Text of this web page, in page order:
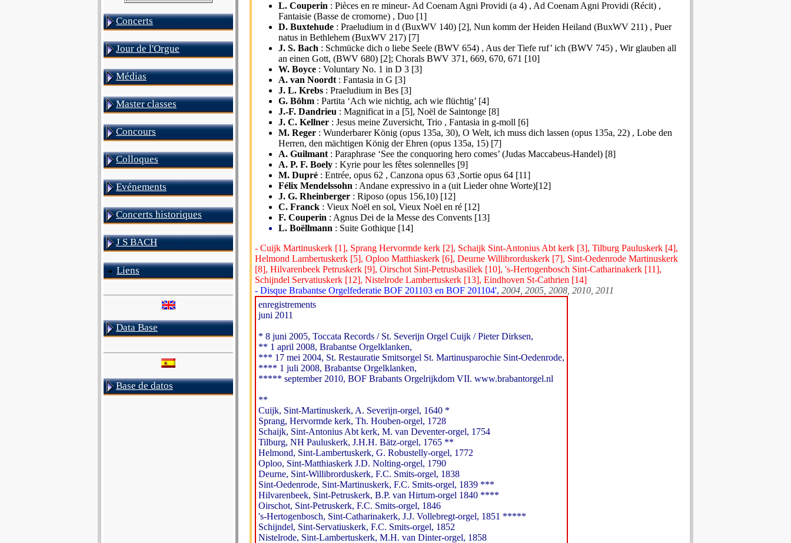
Concerts
Jour de l'Orgue
Médias
Master classes
Concours
Colloques
Evénements
Concerts historiques
J S BACH
Liens
Data Base
Base de datos
L. Couperin : Pièces en re mineur- Ad Coenam Agni Providi (a 4) , Ad Coenam Agni Providi (Récit) ,
Fantaisie (Basse de cromorne) , Duo [1]
D. Buxtehude : Praeludium in d (BuxWV 140) [2], Nun komm der Heiden Heiland (BuxWV 211) , Puer
natus in Bethlehem (BuxWV 217) [7]
J. S. Bach : Schmücke dich o liebe Seele (BWV 654) , Aus der Tiefe ruf’ ich (BWV 745) , Wir glauben all
an einen Gott, (BWV 680) [2]; Chorals BWV 371, 669, 670, 671 [10]
W. Boyce : Voluntary No. 1 in D 3 [3]
A. van Noordt : Fantasia in G [3]
J. L. Krebs : Praeludium in Bes [3]
G. Böhm : Partita ‘Ach wie nichtig, ach wie flüchtig’ [4]
J.-F. Dandrieu : Magnificat in a [5], Noël de Saintonge [8]
J. C. Kellner : Jesus meine Zuversicht, Trio , Fantasia in g-moll [6]
M. Reger : Wunderbarer König (opus 135a, 30), O Welt, ich muss dich lassen (opus 135a, 22) , Lobe den
Herren, den mächtigen König der Ehren (opus 135a, 15) [7]
A. Guilmant : Paraphrase ‘See the conquoring hero comes’ (Judas Maccabeus-Handel) [8]
A. P. F. Boely : Kyrie pour les fêtes solennelles [9]
M. Dupré : Entrée, opus 62 , Canzona opus 63 ,Sortie opus 64 [11]
Félix Mendelssohn : Andane expressivo in a (uit Lieder ohne Worte)[12]
J. G. Rheinberger : Riposo (opus 156,10) [12]
C. Franck : Vieux Noël en sol, Vieux Noël en ré [12]
F. Couperin : Agnus Dei de la Messe des Convents [13]
L. Boëllmann : Suite Gothique [14]
- Cuijk Martinuskerk [1], Sprang Hervormde kerk [2], Schaijk Sint-Antonius Abt kerk [3], Tilburg Pauluskerk [4],
Helmond Lambertuskerk [5], Oploo Matthiaskerk [6], Deurne Willibrorduskerk [7], Sint-Oedenrode Martinuskerk
[8], Hilvarenbeek Petruskerk [9], Oirschot Sint-Petrusbasiliek [10], 's-Hertogenbosch Sint-Catharinakerk [11],
Schijndel Servatiuskerk [12], Nistelrode Lambertuskerk [13], Eindhoven St-Cathrien [14]
- Disque Brabantse Orgelfederatie BOF 201103 en BOF 201104', 2004, 2005, 2008, 2010, 2011
enregistrements
juni 2011
* 8 juni 2005, Toccata Records / St. Severijn Orgel Cuijk / Pieter Dirksen,
** 1 april 2008, Brabantse Orgelklanken,
*** 17 mei 2004, St. Restauratie Smitsorgel St. Martinusparochie Sint-Oedenrode,
**** 1 juli 2008, Brabantse Orgelklanken,
***** september 2010, BOF Brabants Orgelrijkdom VII. www.brabantorgel.nl
**
Cuijk, Sint-Martinuskerk, A. Severijn-orgel, 1640 *
Sprang, Hervormde kerk, Th. Houben-orgel, 1728
Schaijk, Sint-Antonius Abt kerk, M. van Deventer-orgel, 1754
Tilburg, NH Pauluskerk, J.H.H. Bätz-orgel, 1765 **
Helmond, Sint-Lambertuskerk, G. Robustelly-orgel, 1772
Oploo, Sint-Matthiaskerk J.D. Nolting-orgel, 1790
Deurne, Sint-Willibrorduskerk, F.C. Smits-orgel, 1838
Sint-Oedenrode, Sint-Martinuskerk, F.C. Smits-orgel, 1839 ***
Hilvarenbeek, Sint-Petruskerk, B.P. van Hirtum-orgel 1840 ****
Oirschot, Sint-Petruskerk, F.C. Smits-orgel, 1846
's-Hertogenbosch, Sint-Catharinakerk, J.J. Vollebregt-orgel, 1851 *****
Schijndel, Sint-Servatiuskerk, F.C. Smits-orgel, 1852
Nistelrode, Sint-Lambertuskerk, M.H. van Dinter-orgel, 1858